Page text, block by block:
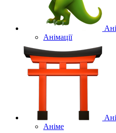
Анімації
Аніме